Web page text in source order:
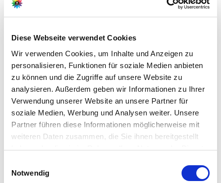
Diese Webseite verwendet Cookies
Wir verwenden Cookies, um Inhalte und Anzeigen zu
personalisieren, Funktionen für soziale Medien anbieten
zu können und die Zugriffe auf unsere Website zu
analysieren. Außerdem geben wir Informationen zu Ihrer
Verwendung unserer Website an unsere Partner für
soziale Medien, Werbung und Analysen weiter. Unsere
Partner führen diese Informationen möglicherweise mit
weiteren Daten zusammen, die Sie ihnen bereitgestellt
haben oder die sie im Rahmen Ihrer Nutzung der Dienste
betätigen Sie anschließend den "OK"-Button:
Notwendig
Hersteller/Importeur
G. Wurm GmbH + Co. KG
August-Horch Str. 17
51149 Köln
E-Mail: info@wurm.com
Webseite:
https://www.wurm.com
Zubehör Produkte